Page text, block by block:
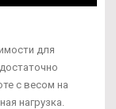
для
с весом на
нагрузка.